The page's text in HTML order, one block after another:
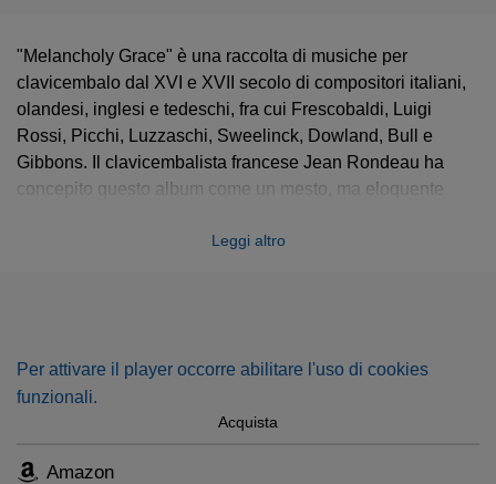
"Melancholy Grace" è una raccolta di musiche per
clavicembalo dal XVI e XVII secolo di compositori italiani,
olandesi, inglesi e tedeschi, fra cui Frescobaldi, Luigi
Rossi, Picchi, Luzzaschi, Sweelinck, Dowland, Bull e
Gibbons. Il clavicembalista francese Jean Rondeau ha
concepito questo album come un mesto, ma eloquente
rappresentata dal cromatismo musicale e la malinconia
Leggi altro
Per attivare il player occorre abilitare l'uso di cookies
funzionali.
Acquista
Amazon